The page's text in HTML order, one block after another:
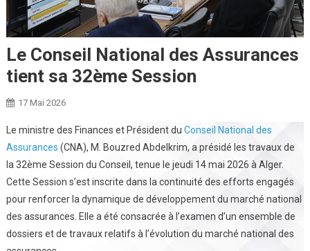
Le Conseil National des Assurances
tient sa 32ème Session
17 Mai 2026
Le ministre des Finances et Président du Conseil National des
Assurances (CNA), M. Bouzred Abdelkrim, a présidé les travaux de
la 32ème Session du Conseil, tenue le jeudi 14 mai 2026 à Alger.
Cette Session s’est inscrite dans la continuité des efforts engagés
pour renforcer la dynamique de développement du marché national
des assurances. Elle a été consacrée à l’examen d’un ensemble de
dossiers et de travaux relatifs à l’évolution du marché national des